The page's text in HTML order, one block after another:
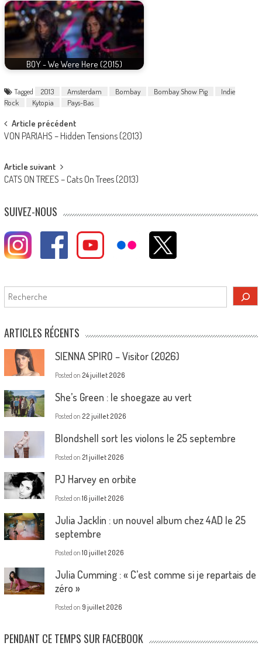
BOY - We Were Here (2015)
Tagged 2013 Amsterdam Bombay Bombay Show Pig
Indie
Rock
Kytopia Pays-Bas
Post
navigation
Article précédent
VON PARIAHS – Hidden Tensions (2013)
Article suivant
CATS ON TREES – Cats On Trees (2013)
SUIVEZ-NOUS
Rechercher
ARTICLES RÉCENTS
SIENNA SPIRO – Visitor (2026)
Posted on 24 juillet 2026
She’s Green : le shoegaze au vert
Posted on 22 juillet 2026
Blondshell sort les violons le 25 septembre
Posted on 21 juillet 2026
PJ Harvey en orbite
Posted on 16 juillet 2026
Julia Jacklin : un nouvel album chez 4AD le 25
septembre
Posted on 10 juillet 2026
Julia Cumming : « C’est comme si je repartais de
zéro »
Posted on 9 juillet 2026
PENDANT CE TEMPS SUR FACEBOOK